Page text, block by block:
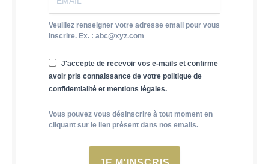
Veuillez renseigner votre adresse email pour vous
inscrire. Ex. : abc@xyz.com
J'accepte de recevoir vos e-mails et confirme
avoir pris connaissance de votre politique de
confidentialité et mentions légales.
Vous pouvez vous désinscrire à tout moment en
cliquant sur le lien présent dans nos emails.